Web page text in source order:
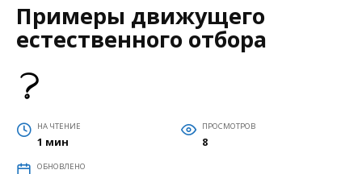
Примеры движущего
естественного отбора
НА ЧТЕНИЕ
1 мин
ПРОСМОТРОВ
8
ОБНОВЛЕНО